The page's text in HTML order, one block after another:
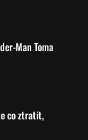
Man Toma
co ztratit,